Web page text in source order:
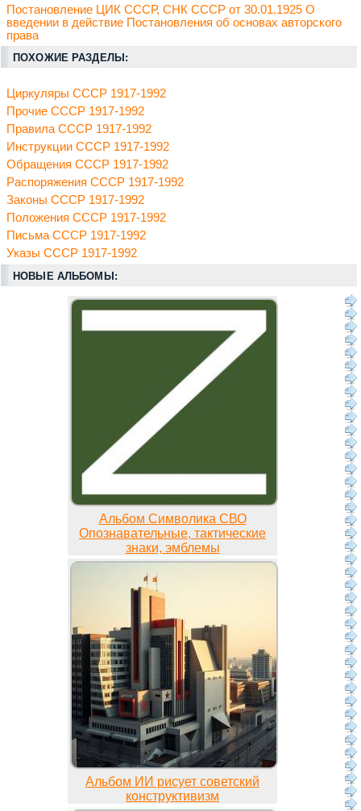
Постановление ЦИК СССР, СНК СССР от 30.01.1925 О
введении в действие Постановления об основах авторского
права
ПОХОЖИЕ РАЗДЕЛЫ:
Циркуляры СССР 1917-1992
Прочие СССР 1917-1992
Правила СССР 1917-1992
Инструкции СССР 1917-1992
Обращения СССР 1917-1992
Распоряжения СССР 1917-1992
Законы СССР 1917-1992
Положения СССР 1917-1992
Письма СССР 1917-1992
Указы СССР 1917-1992
НОВЫЕ АЛЬБОМЫ:
Альбом Символика СВО
Опознавательные, тактические
знаки, эмблемы
Альбом ИИ рисует советский
конструктивизм